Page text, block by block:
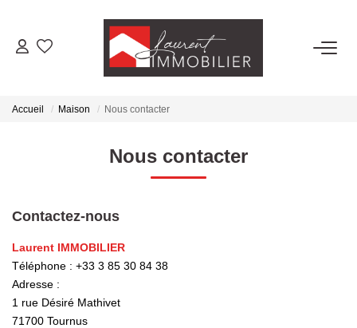
ACHETER
ESTIMER
NOS AGENCES
Laurent Immobilier Tournus
Accueil Maison Nous contacter
Nous contacter
Contactez-nous
Laurent IMMOBILIER
Téléphone : +33 3 85 30 84 38
Adresse :
1 rue Désiré Mathivet
71700 Tournus